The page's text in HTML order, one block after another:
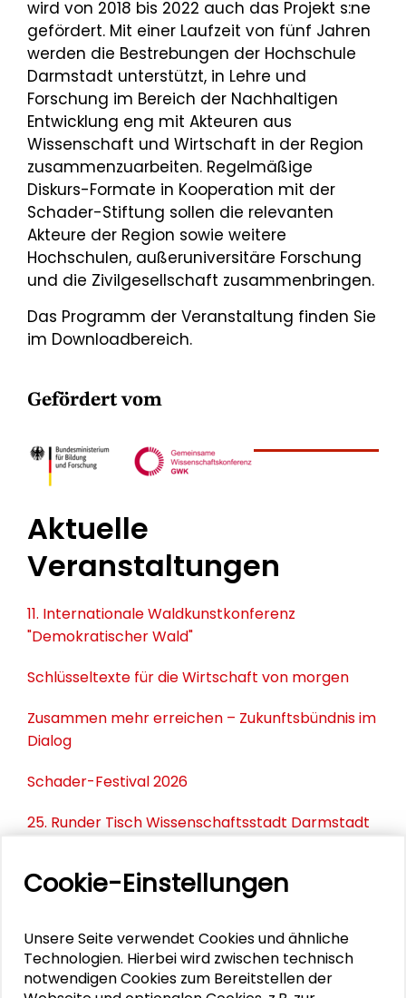
wird von 2018 bis 2022 auch das Projekt s:ne
gefördert. Mit einer Laufzeit von fünf Jahren
werden die Bestrebungen der Hochschule
Darmstadt unterstützt, in Lehre und
Forschung im Bereich der Nachhaltigen
Entwicklung eng mit Akteuren aus
Wissenschaft und Wirtschaft in der Region
zusammenzuarbeiten. Regelmäßige
Diskurs-Formate in Kooperation mit der
Schader-Stiftung sollen die relevanten
Akteure der Region sowie weitere
Hochschulen, außeruniversitäre Forschung
und die Zivilgesellschaft zusammenbringen.
Das Programm der Veranstaltung finden Sie
im Downloadbereich.
Gefördert vom
Aktuelle
Veranstaltungen
11. Internationale Waldkunstkonferenz
"Demokratischer Wald"
Schlüsseltexte für die Wirtschaft von morgen
Zusammen mehr erreichen – Zukunftsbündnis im
Dialog
Schader-Festival 2026
25. Runder Tisch Wissenschaftsstadt Darmstadt
Programm Auftaktsymposium
Keynote Jana Holz netzwerk n e.V.
Cookie-Einstellungen
Unsere Seite verwendet Cookies und ähnliche
Technologien. Hierbei wird zwischen technisch
notwendigen Cookies zum Bereitstellen der